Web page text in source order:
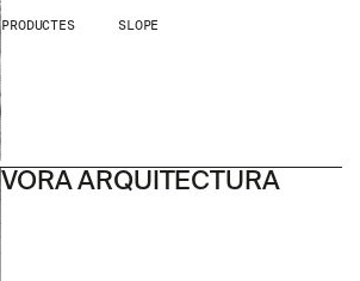
PRODUCTES SLOPE
VORA ARQUITECTURA